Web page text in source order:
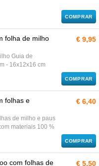
COMPRAR
folha de milho
Guia de
- 16x12x16 cm
€ 9,95
COMPRAR
folhas e
de milho e paus
materiais 100 %
€ 6,40
COMPRAR
com folhas de
€ 5,50